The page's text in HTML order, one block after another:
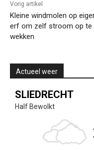
Vorig artikel
Kleine windmolen op
erf om zelf stroom op te
wekken
Actueel weer
SLIEDRECHT
Half Bewolkt